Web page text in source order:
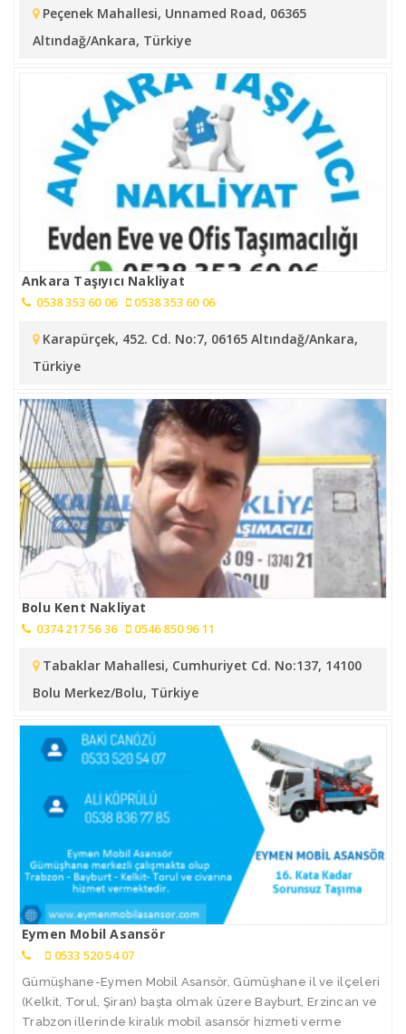
Peçenek Mahallesi, Unnamed Road, 06365
Altındağ/Ankara, Türkiye
Ankara Taşıyıcı Nakliyat
0538 353 60 06 0538 353 60 06
Karapürçek, 452. Cd. No:7, 06165 Altındağ/Ankara,
Türkiye
Bolu Kent Nakliyat
0374 217 56 36 0546 850 96 11
Tabaklar Mahallesi, Cumhuriyet Cd. No:137, 14100
Bolu Merkez/Bolu, Türkiye
Eymen Mobil Asansör
0533 520 54 07
Gümüşhane-Eymen Mobil Asansör, Gümüşhane il ve ilçeleri
(Kelkit, Torul, Şiran) başta olmak üzere Bayburt, Erzincan ve
Trabzon illerinde kiralık mobil asansör hizmeti verme